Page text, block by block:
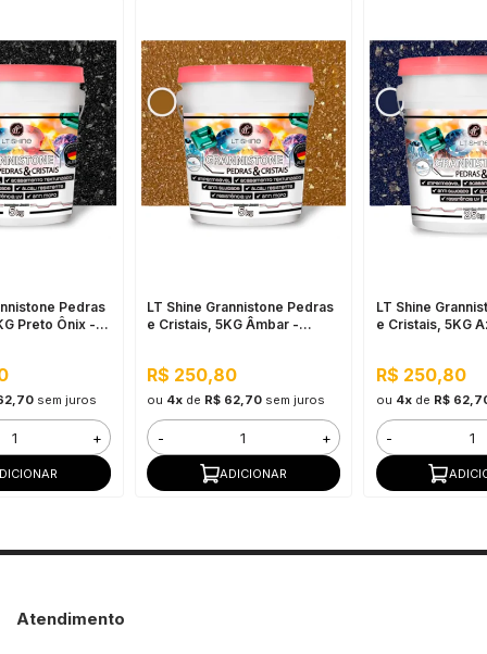
Pedras
Preto Ônix -
sem juros
+
LT Shine Grannistone Pedras
e Cristais, 5KG Âmbar -
R$ 250,80
ou 4x de R$ 62,70 sem juros
- +
ADICIONAR
LT Shine
e Cristais, 5KG
R$ 250,80
ou 4xde R$
-
Atendimento